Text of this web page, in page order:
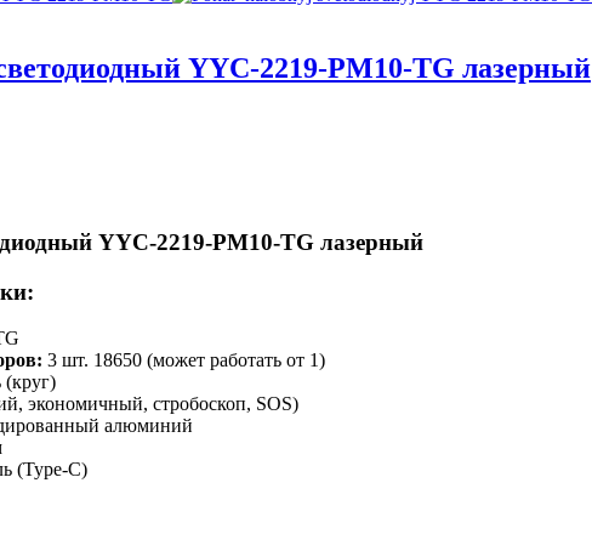
YYC-2219-PM10-TG лазерный
YYC-2219-PM10-TG лазерный
3 шт. 18650 (может работать от 1)
(круг)
экономичный, стробоскоп, SOS)
алюминий
(Type-C)